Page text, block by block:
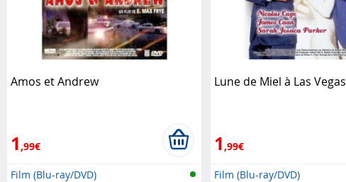
Amos et Andrew
1 ,99€
Film (Blu-ray/DVD)
Lune de Miel à Las Vegas
1 ,99€
Film (Blu-ray/DVD)